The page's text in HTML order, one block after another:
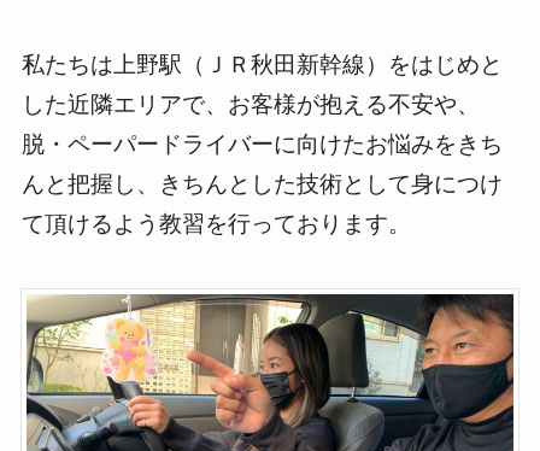
私たちは上野駅（ＪＲ秋田新幹線）をはじめと
した近隣エリアで、お客様が抱える不安や、
脱・ペーパードライバーに向けたお悩みをきち
んと把握し、きちんとした技術として身につけ
て頂けるよう教習を行っております。